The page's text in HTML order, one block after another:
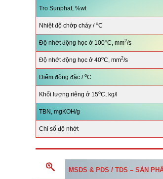
Tro Sunphat, %wt
Nhiệt độ chớp cháy / oC
Độ nhớt động học ở 100oC, mm2/s
Độ nhớt động học ở 40oC, mm2/s
Điểm đông đặc / oC
Khối lượng riêng ở 15oC, kg/l
TBN, mgKOH/g
Chỉ số độ nhớt
MSDS & PDS / TDS – SẢN